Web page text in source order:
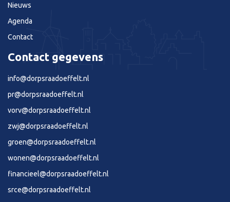
Nieuws
Agenda
Contact
Contact gegevens
info@dorpsraadoeffelt.nl
pr@dorpsraadoeffelt.nl
vorv@dorpsraadoeffelt.nl
zwj@dorpsraadoeffelt.nl
groen@dorpsraadoeffelt.nl
wonen@dorpsraadoeffelt.nl
financieel@dorpsraadoeffelt.nl
srce@dorpsraadoeffelt.nl